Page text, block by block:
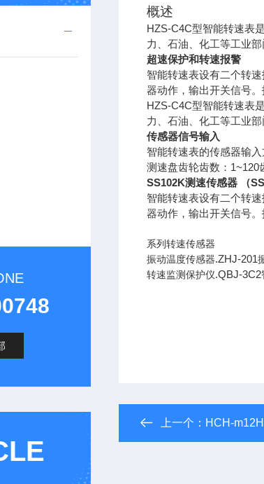
概述
HZS-C4C型智能转速表
力、石油、化工等工业
超速保护和转速报警
智能转速表设有二个转
器动作，输出开关信号
HZS-C4C型智能转速表
力、石油、化工等工业
传感器信号输入
智能转速表的传感器输
测速盘齿轮齿数： 1~120
SS102K测速传感器 （
智能转速表设有二个转
器动作，输出开关信号
系列转速传感器
振动温度传感器.ZHJ-201
转速监测保护仪.QBJ-3C2
上一个： HCH-